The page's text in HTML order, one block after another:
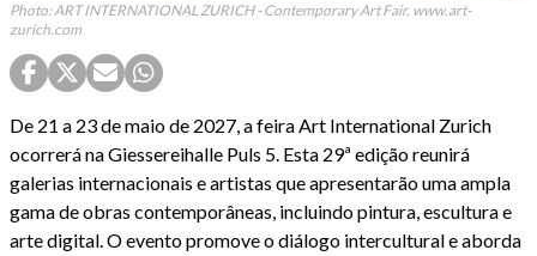
Photo: ART INTERNATIONAL ZURICH - Contemporary Art Fair, www.art-
zurich.com
De 21 a 23 de maio de 2027, a feira Art International Zurich
ocorrerá na Giessereihalle Puls 5. Esta 29ª edição reunirá
galerias internacionais e artistas que apresentarão uma ampla
gama de obras contemporâneas, incluindo pintura, escultura e
arte digital. O evento promove o diálogo intercultural e aborda